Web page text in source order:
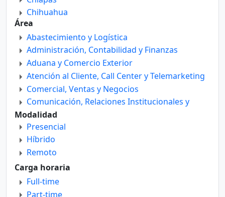
Chihuahua
Ciudad De México
Coahuila De Zaragoza
Colima
Durango
Guanajuato
Guerrero
Hidalgo
Jalisco
México
Michoacán De Ocampo
Morelos
Nayarit
Nuevo León
Oaxaca
Área
Abastecimiento y Logística
Administración, Contabilidad y Finanzas
Aduana y Comercio Exterior
Atención al Cliente, Call Center y Telemarketing
Comercial, Ventas y Negocios
Comunicación, Relaciones Institucionales y
Públicas
Departamento Técnico
Diseño
Educación, Docencia e Investigación
Enfermería
Gastronomía y Turismo
Gerencia y Dirección General
Modalidad
Presencial
Híbrido
Remoto
Carga horaria
Full-time
Part-time